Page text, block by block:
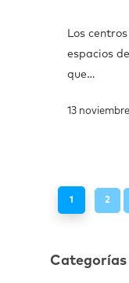
Los
espacios
que…
13
1 2
Categorías